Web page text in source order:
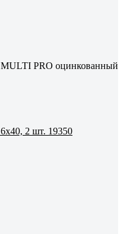
PRO оцинкованный